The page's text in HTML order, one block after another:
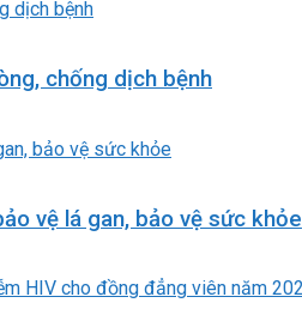
chống dịch bệnh
vệ lá gan, bảo vệ sức khỏe